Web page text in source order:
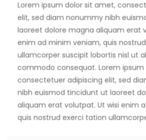
Lorem ipsum dolor sit amet,
elit, sed diam nonummy nibh
laoreet dolore magna aliquam erat
enim ad minim veniam, quis
ullamcorper suscipit lobortis nisl ut
commodo consequat. Lorem
consectetuer adipiscing elit, sed
nibh euismod tincidunt ut laoreet
aliquam erat volutpat. Ut wisi enim
quis nostrud exerci tation